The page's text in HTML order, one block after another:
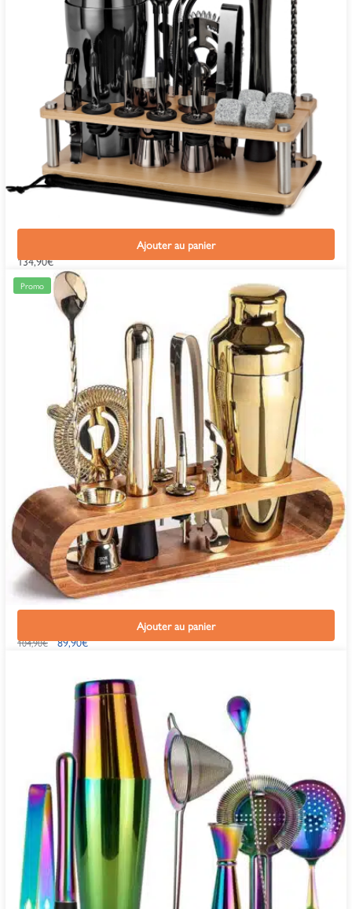
Kit Cocktail Complet Shaker Boston Noir
134,90€
Ajouter au panier
Promo
Kit Cocktail Continental Shaker Or
104,90€ 89,90€
Ajouter au panier